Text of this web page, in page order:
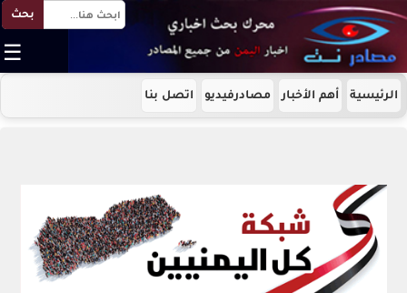
بحث
☰
الرئيسية أهم الأخبار مصادرفيديو اتصل بنا